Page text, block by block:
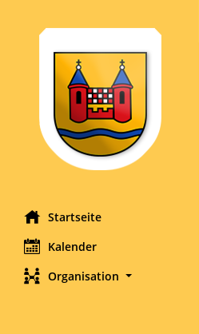
Startseite
Kalender
Organisation